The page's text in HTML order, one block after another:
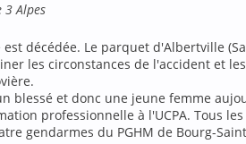
3 Alpes
décédée. Le parquet d'Albertville
les circonstances de l'accident et
blessé et donc une jeune femme
professionnelle à l'UCPA. Tous
gendarmes du PGHM de Bourg-